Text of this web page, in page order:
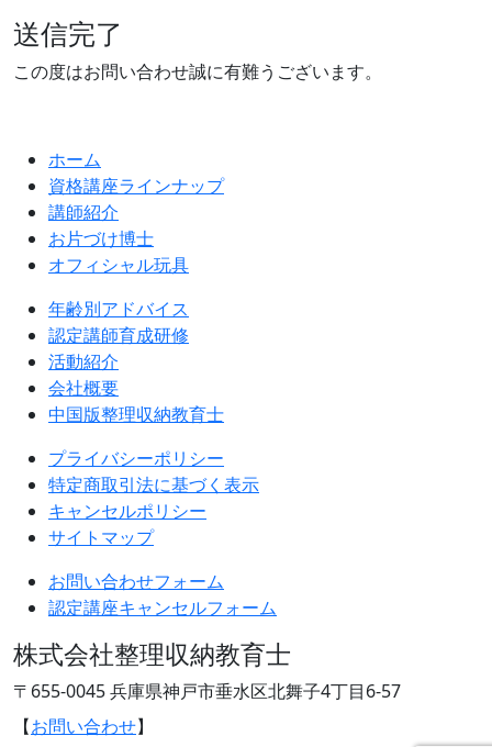
送信完了
この度はお問い合わせ誠に有難うございます。
ホーム
資格講座ラインナップ
講師紹介
お片づけ博士
オフィシャル玩具
年齢別アドバイス
認定講師育成研修
活動紹介
会社概要
中国版整理収納教育士
プライバシーポリシー
特定商取引法に基づく表示
キャンセルポリシー
サイトマップ
お問い合わせフォーム
認定講座キャンセルフォーム
株式会社整理収納教育士
〒655-0045 兵庫県神戸市垂水区北舞子4丁目6-57
【お問い合わせ】